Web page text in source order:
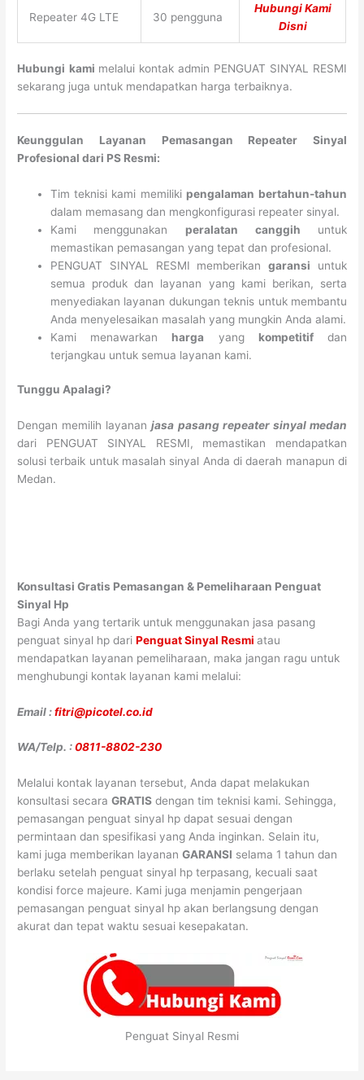
Repeater 4G LTE 30 pengguna
Hubungi Kami
Disni
Hubungi kami melalui kontak admin PENGUAT SINYAL RESMI
sekarang juga untuk mendapatkan harga terbaiknya.
Keunggulan Layanan Pemasangan Repeater Sinyal
Profesional dari PS Resmi:
Tim teknisi kami memiliki pengalaman bertahun-tahun
dalam memasang dan mengkonfigurasi repeater sinyal.
Kami menggunakan peralatan canggih untuk
memastikan pemasangan yang tepat dan profesional.
PENGUAT SINYAL RESMI memberikangaransi untuk
semua produk dan layanan yang kami berikan, serta
menyediakan layanan dukungan teknis untuk membantu
Anda menyelesaikan masalah yang mungkin Anda alami.
Kami menawarkan harga yang kompetitifdan
terjangkau untuk semua layanan kami.
Tunggu Apalagi?
Dengan memilih layananjasa pasang repeater sinyal medan
dari PENGUAT SINYAL RESMI, memastikan mendapatkan
solusi terbaik untuk masalah sinyal Anda di daerah manapun di
Medan.
Konsultasi Gratis Pemasangan & Pemeliharaan Penguat
Sinyal Hp
Bagi Anda yang tertarik untuk menggunakan jasa pasang
penguat sinyal hp dariPenguat Sinyal Resmiatau
mendapatkan layanan pemeliharaan, maka jangan ragu untuk
menghubungi kontak layanan kami melalui:
Email :fitri@picotel.co.id
WA/Telp. :0811-8802-230
Melalui kontak layanan tersebut, Anda dapat melakukan
konsultasi secaraGRATIS dengan tim teknisi kami. Sehingga,
pemasangan penguat sinyal hp dapat sesuai dengan
permintaan dan spesifikasi yang Anda inginkan. Selain itu,
kami juga memberikan layananGARANSI selama 1 tahun dan
berlaku setelah penguat sinyal hp terpasang, kecuali saat
kondisi force majeure. Kami juga menjamin pengerjaan
pemasangan penguat sinyal hp akan berlangsung dengan
akurat dan tepat waktu sesuai kesepakatan.
Penguat Sinyal Resmi